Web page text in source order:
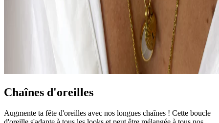
Chaînes d'oreilles
Augmente ta fête d'oreilles avec nos longues chaînes ! Cette boucle